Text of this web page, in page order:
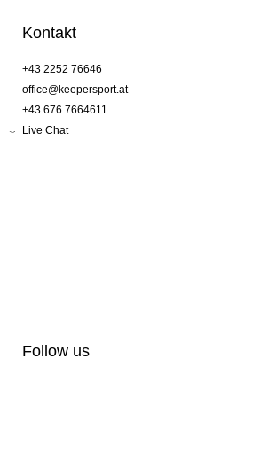
Kontakt
+43 2252 76646
office@keepersport.at
+43 676 7664611
Live Chat
Follow us